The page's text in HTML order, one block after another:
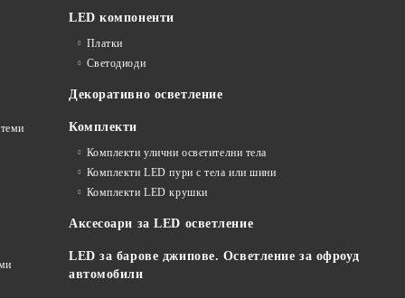
LED компоненти
Платки
Светодиоди
Декоративно осветление
Комплекти
Комплекти улични осветителни тела
Комплекти LED пури с тела или шини
Комплекти LED крушки
Аксесоари за LED осветление
LED за барове джипове. Осветление за офроуд
автомобили